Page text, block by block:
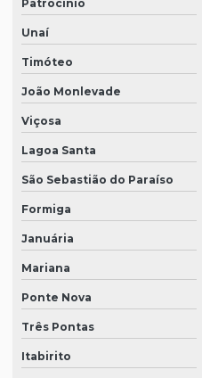
Patrocínio
Unaí
Timóteo
João Monlevade
Viçosa
Lagoa Santa
São Sebastião do Paraíso
Formiga
Januária
Mariana
Ponte Nova
Três Pontas
Itabirito